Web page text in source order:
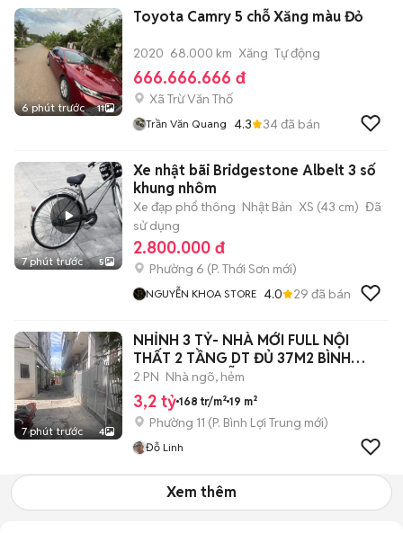
6 phút trước 11
Toyota Camry 5 chỗ Xăng màu Đỏ
2020 68.000 km Xăng Tự động
666.666.666 đ
Xã Trừ Văn Thố
Trần Văn Quang 4.3 34đã bán
7 phút trước 5
Xe nhật bãi Bridgestone Albelt 3 số
khung nhôm
Xe đạp phổ thông Nhật Bản XS (43 cm) Đã
sử dụng
2.800.000 đ
Phường 6 (P. Thới Sơn mới)
NGUYỄN KHOA STORE 4.0 29 đã bán
7 phút trước 4
NHỈNH 3 TỶ- NHÀ MỚI FULL NỘI
THẤT 2 TẦNG DT ĐỦ 37M2 BÌNH
THẠNH NGUYỄN
2 PN Nhà ngõ, hẻm
3,2 tỷ 168 tr/m² 19 m²
Phường 11 (P. Bình Lợi Trung mới)
Đỗ Linh
Xem thêm